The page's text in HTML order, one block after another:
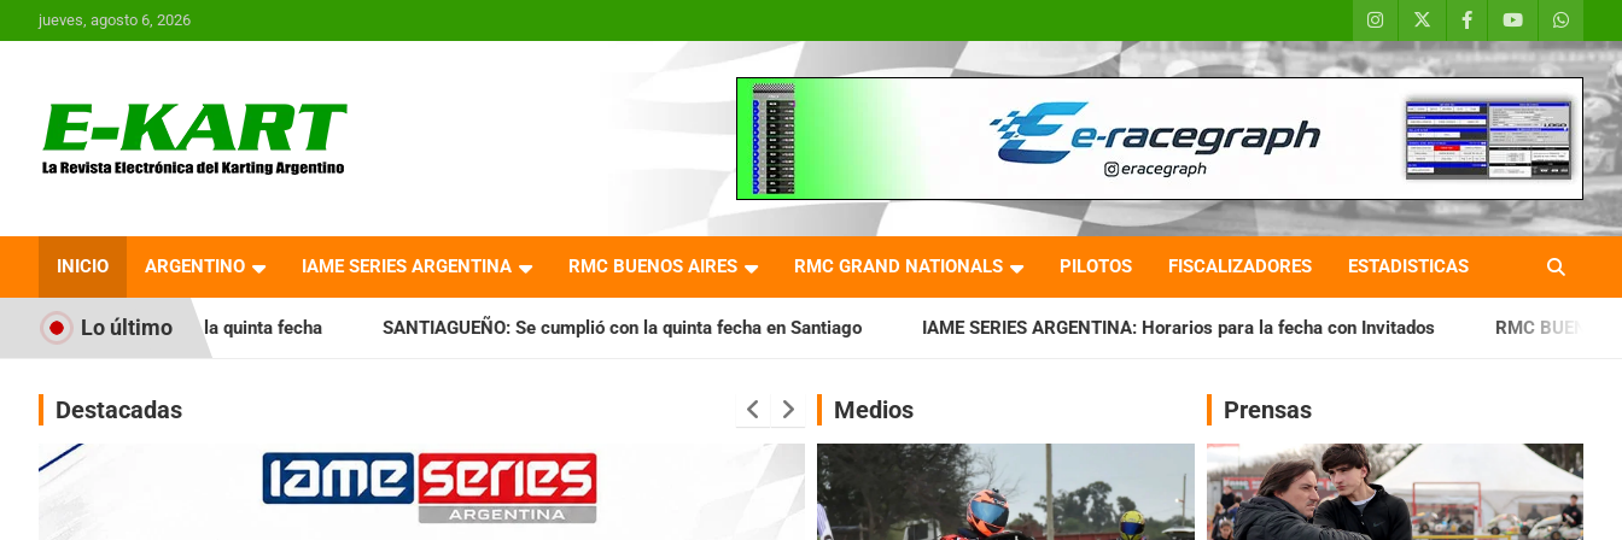
Saltar
al
jueves, agosto 6, 2026
Revista Electrónica del
Karting en Argentina
INICIO ARGENTINO IAME SERIES ARGENTINA RMC BUENOS AIRES RMC GRAND NATIONALS PILOTOS FISCALIZADORES ESTADISTICAS
Lo último
la quinta fecha SANTIAGUEÑO: Se cumplió con la quinta fecha en Santiago IAME SERIES ARGENTINA: Horarios para la fecha con Invitados RMC BUENOS AIRES: Cerró una
Destacadas Medios Prensas